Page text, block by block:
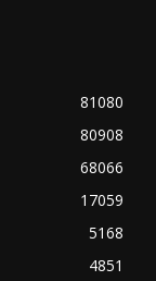
81080
80908
68066
17059
5168
4851